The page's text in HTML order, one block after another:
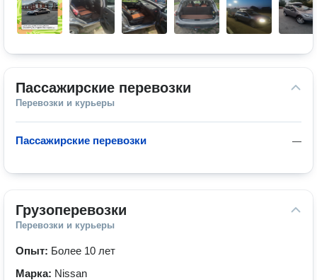
Пассажирские перевозки
Перевозки и курьеры
—
Пассажирские перевозки
Грузоперевозки
Перевозки и курьеры
Опыт: Более 10 лет
Марка: Nissan